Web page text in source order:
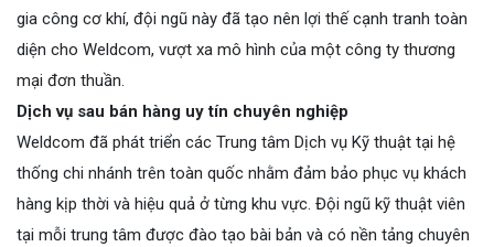
gia công cơ khí, đội ngũ này đã tạo nên lợi thế cạnh tranh toàn
diện cho Weldcom, vượt xa mô hình của một công ty thương
mại đơn thuần.
Dịch vụ sau bán hàng uy tín chuyên nghiệp
Weldcom đã phát triển các Trung tâm Dịch vụ Kỹ thuật tại hệ
thống chi nhánh trên toàn quốc nhằm đảm bảo phục vụ khách
hàng kịp thời và hiệu quả ở từng khu vực. Đội ngũ kỹ thuật viên
tại mỗi trung tâm được đào tạo bài bản và có nền tảng chuyên